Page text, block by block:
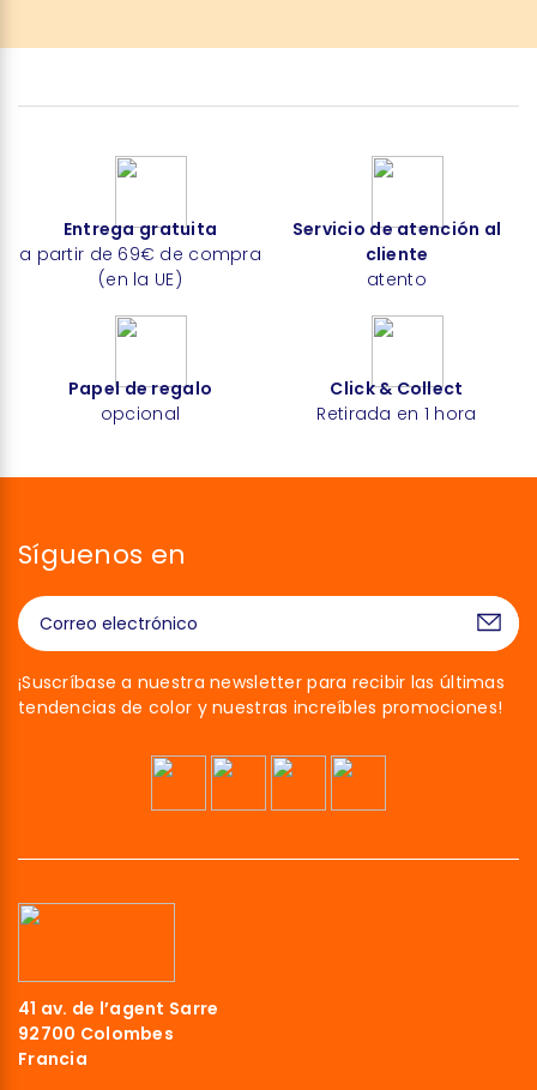
Entrega gratuita
a partir de 69€ de compra
(en la UE)
Servicio de atención al
cliente
atento
Papel de regalo
opcional
Click & Collect
Retirada en 1 hora
Síguenos en
¡Suscríbase a nuestra newsletter para recibir las últimas
tendencias de color y nuestras increíbles promociones!
41 av. de l’agent Sarre
92700 Colombes
Francia